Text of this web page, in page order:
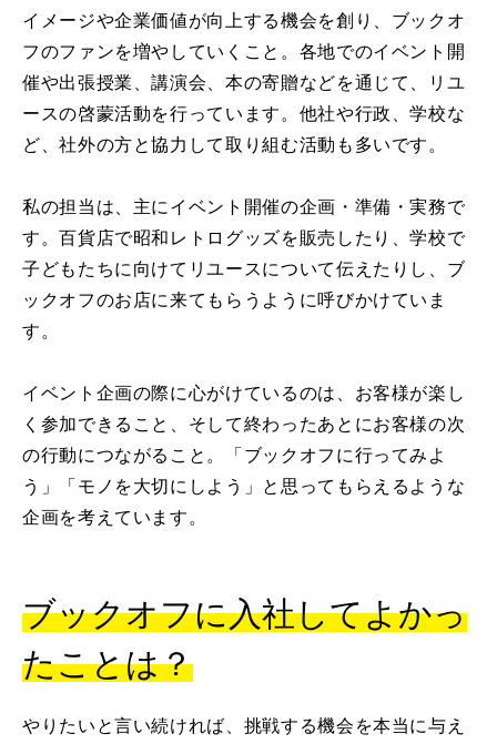
イメージや企業価値が向上する機会を創り、ブックオ
フのファンを増やしていくこと。各地でのイベント開
催や出張授業、講演会、本の寄贈などを通じて、リユ
ースの啓蒙活動を行っています。他社や行政、学校な
ど、社外の方と協力して取り組む活動も多いです。
私の担当は、主にイベント開催の企画・準備・実務で
す。百貨店で昭和レトログッズを販売したり、学校で
子どもたちに向けてリユースについて伝えたりし、ブ
ックオフのお店に来てもらうように呼びかけていま
す。
イベント企画の際に心がけているのは、お客様が楽し
く参加できること、そして終わったあとにお客様の次
の行動につながること。「ブックオフに行ってみよ
う」「モノを大切にしよう」と思ってもらえるような
企画を考えています。
ブックオフに入社してよかっ
たことは？
やりたいと言い続ければ、挑戦する機会を本当に与え